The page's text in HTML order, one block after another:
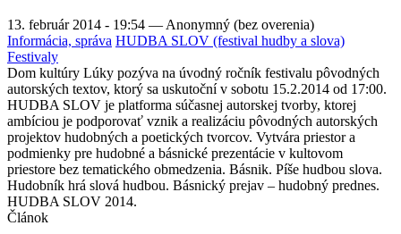
13. február 2014 - 19:54 —Anonymný (bez overenia)
Informácia, správa HUDBA SLOV (festival hudby a slova)
Festivaly
Dom kultúry Lúky pozýva na úvodný ročník festivalu pôvodných
autorských textov, ktorý sa uskutoční v sobotu 15.2.2014 od 17:00.
HUDBA SLOV je platforma súčasnej autorskej tvorby, ktorej
ambíciou je podporovať vznik a realizáciu pôvodných autorských
projektov hudobných a poetických tvorcov. Vytvára priestor a
podmienky pre hudobné a básnické prezentácie v kultovom
priestore bez tematického obmedzenia. Básnik. Píše hudbou slova.
Hudobník hrá slová hudbou. Básnický prejav – hudobný prednes.
HUDBA SLOV 2014.
Článok